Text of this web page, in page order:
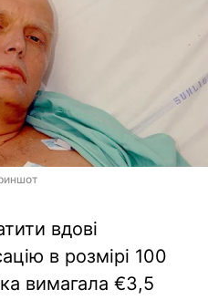
вдові
в розмірі 100
вимагала €3,5